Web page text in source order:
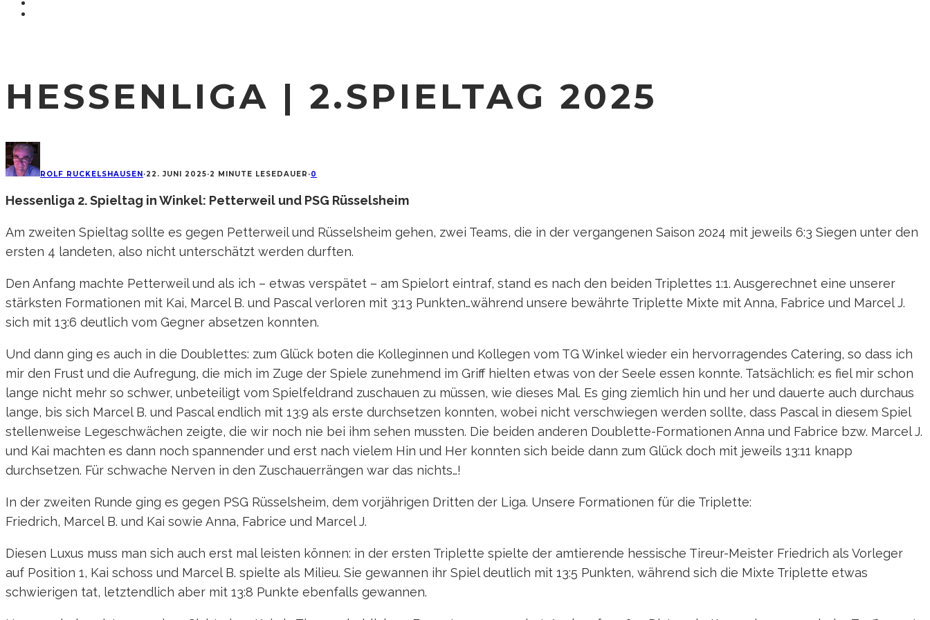
HESSENLIGA | 2.SPIELTAG 2025
ROLF RUCKELSHAUSEN ·22. JUNI 2025·2 MINUTE LESEDAUER ·0
Hessenliga 2. Spieltag in Winkel: Petterweil und PSG Rüsselsheim
Am zweiten Spieltag sollte es gegen Petterweil und Rüsselsheim gehen, zwei Teams, die in der vergangenen Saison 2024 mit jeweils 6:3 Siegen unter den
ersten 4 landeten, also nicht unterschätzt werden durften.
Den Anfang machte Petterweil und als ich – etwas verspätet – am Spielort eintraf, stand es nach den beiden Triplettes 1:1. Ausgerechnet eine unserer
stärksten Formationen mit Kai, Marcel B. und Pascal verloren mit 3:13 Punkten…während unsere bewährte Triplette Mixte mit Anna, Fabrice und Marcel J.
sich mit 13:6 deutlich vom Gegner absetzen konnten.
Und dann ging es auch in die Doublettes: zum Glück boten die Kolleginnen und Kollegen vom TG Winkel wieder ein hervorragendes Catering, so dass ich
mir den Frust und die Aufregung, die mich im Zuge der Spiele zunehmend im Griff hielten etwas von der Seele essen konnte. Tatsächlich: es fiel mir schon
lange nicht mehr so schwer, unbeteiligt vom Spielfeldrand zuschauen zu müssen, wie dieses Mal. Es ging ziemlich hin und her und dauerte auch durchaus
lange, bis sich Marcel B. und Pascal endlich mit 13:9 als erste durchsetzen konnten, wobei nicht verschwiegen werden sollte, dass Pascal in diesem Spiel
stellenweise Legeschwächen zeigte, die wir noch nie bei ihm sehen mussten. Die beiden anderen Doublette-Formationen Anna und Fabrice bzw. Marcel J.
und Kai machten es dann noch spannender und erst nach vielem Hin und Her konnten sich beide dann zum Glück doch mit jeweils 13:11 knapp
durchsetzen. Für schwache Nerven in den Zuschauerrängen war das nichts…!
In der zweiten Runde ging es gegen PSG Rüsselsheim, dem vorjährigen Dritten der Liga. Unsere Formationen für die Triplette:
Friedrich, Marcel B. und Kai sowie Anna, Fabrice und Marcel J.
Diesen Luxus muss man sich auch erst mal leisten können: in der ersten Triplette spielte der amtierende hessische Tireur-Meister Friedrich als Vorleger
auf Position 1, Kai schoss und Marcel B. spielte als Milieu. Sie gewannen ihr Spiel deutlich mit 13:5 Punkten, während sich die Mixte Triplette etwas
schwierigen tat, letztendlich aber mit 13:8 Punkte ebenfalls gewannen.